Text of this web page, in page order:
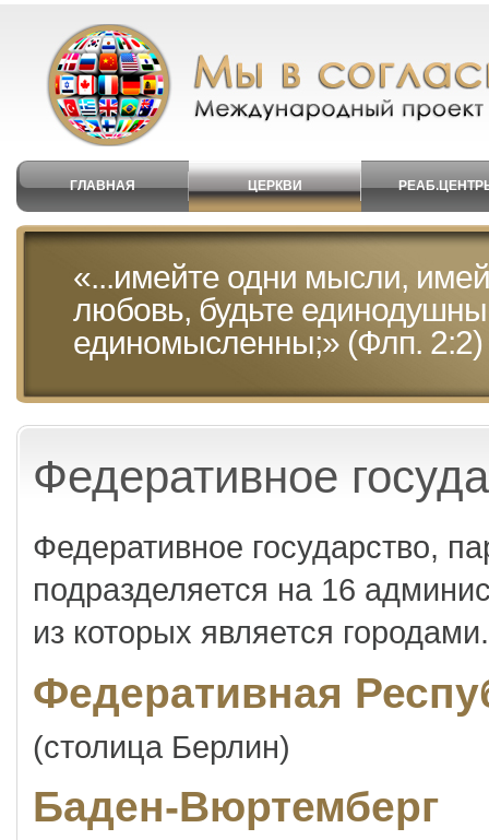
ГЛАВНАЯ ЦЕРКВИ
«...имейте одни мысли,
любовь, будьте
единомысленны;» (Флп. 2:2)
Федеративное
Федеративное государство,
подразделяется на 16
из которых является городами.
Федеративная
(столица Берлин)
Баден-Вюртемберг